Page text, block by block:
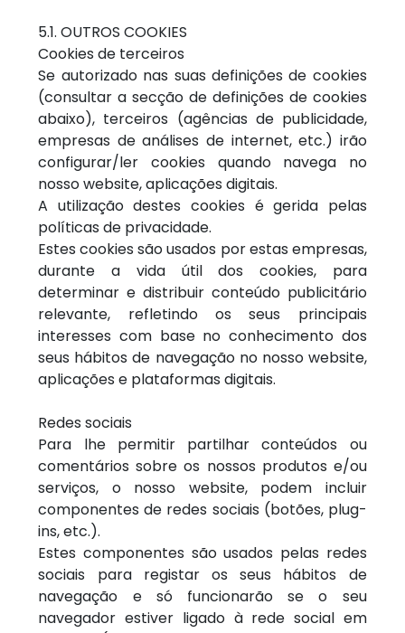
5.1. OUTROS COOKIES
Cookies de terceiros
Se autorizado nas suas definições de cookies
(consultar a secção de definições de cookies
abaixo), terceiros (agências de publicidade,
empresas de análises de internet, etc.) irão
configurar/ler cookies quando navega no
nosso website, aplicações digitais.
A utilização destes cookies é gerida pelas
políticas de privacidade.
Estes cookies são usados por estas empresas,
durante a vida útil dos cookies, para
determinar e distribuir conteúdo publicitário
relevante, refletindo os seus principais
interesses com base no conhecimento dos
seus hábitos de navegação no nosso website,
aplicações e plataformas digitais.
Redes sociais
Para lhe permitir partilhar conteúdos ou
comentários sobre os nossos produtos e/ou
serviços, o nosso website, podem incluir
componentes de redes sociais (botões, plug-
ins, etc.).
Estes componentes são usados pelas redes
sociais para registar os seus hábitos de
navegação e só funcionarão se o seu
navegador estiver ligado à rede social em